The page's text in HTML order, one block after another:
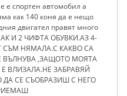
е спортен автомобил а
как 140 коня да е нещо
двигател правят много
И 2 ЧИФТА ОБУВКИ.АЗ 4-
НЯМАЛА.С КАКВО СА
ВЪЛНУВА ,ЗАЩОТО МОЯТА
ВЛИЗАЛА.НЕ ЗАБРАВЯЙ
ДА СЕ СЪОБРАЗИШ С НЕГО